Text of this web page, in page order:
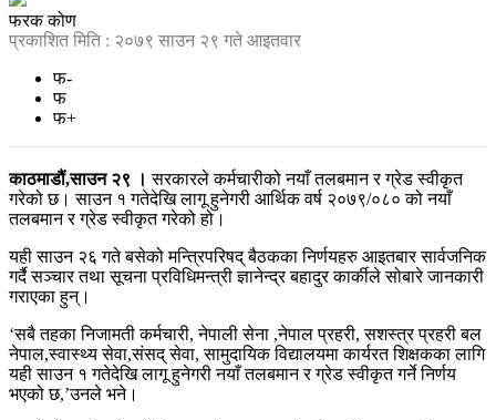
फरक कोण
प्रकाशित मिति : २०७९ साउन २९ गते आइतवार
फ-
फ
फ+
काठमाडौं,साउन २९ ।सरकारले कर्मचारीको नयाँ तलबमान र ग्रेड स्वीकृत
गरेको छ। साउन १ गतेदेखि लागू हुनेगरी आर्थिक वर्ष २०७९/०८० को नयाँ
तलबमान र ग्रेड स्वीकृत गरेको हो।
यही साउन २६ गते बसेको मन्त्रिपरिषद् बैठकका निर्णयहरु आइतबार सार्वजनिक
गर्दै सञ्चार तथा सूचना प्रविधिमन्त्री ज्ञानेन्द्र बहादुर कार्कीले सोबारे जानकारी
गराएका हुन्।
‘सबै तहका निजामती कर्मचारी, नेपाली सेना ,नेपाल प्रहरी, सशस्त्र प्रहरी बल
नेपाल,स्वास्थ्य सेवा,संसद् सेवा, सामुदायिक विद्यालयमा कार्यरत शिक्षकका लागि
यही साउन १ गतेदेखि लागू हुनेगरी नयाँ तलबमान र ग्रेड स्वीकृत गर्ने निर्णय
भएको छ,’उनले भने।